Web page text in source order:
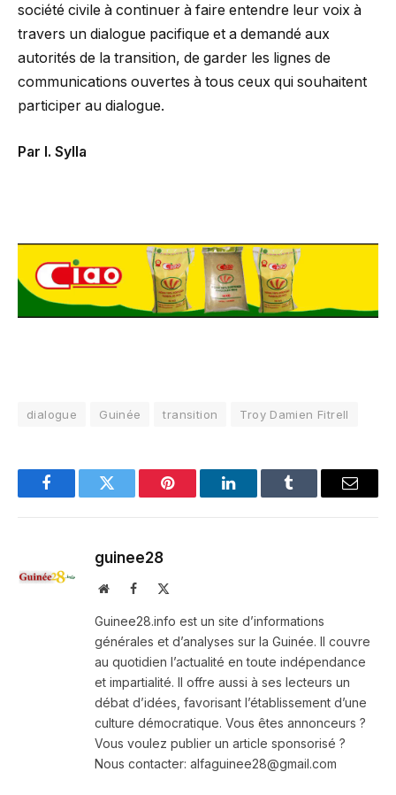
société civile à continuer à faire entendre leur voix à
travers un dialogue pacifique et a demandé aux
autorités de la transition, de garder les lignes de
communications ouvertes à tous ceux qui souhaitent
participer au dialogue.
Par I. Sylla
dialogue Guinée transition Troy Damien Fitrell
FacebookTwitter Pinterest LinkedInTumblr Email
guinee28
WebsiteFacebook
Guinee28.info est un site d’informations
générales et d’analyses sur la Guinée. Il couvre
au quotidien l’actualité en toute indépendance
et impartialité. Il offre aussi à ses lecteurs un
débat d’idées, favorisant l’établissement d’une
culture démocratique. Vous êtes annonceurs ?
Vous voulez publier un article sponsorisé ?
Nous contacter: alfaguinee28@gmail.com